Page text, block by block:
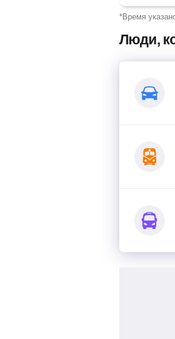
*Время
Люди,